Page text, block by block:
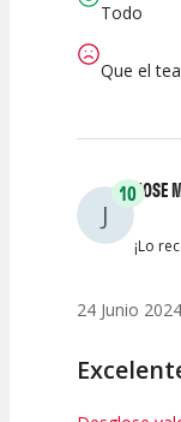
Todo
Que el
J
10JOSE
¡Lo
24 Junio 2024